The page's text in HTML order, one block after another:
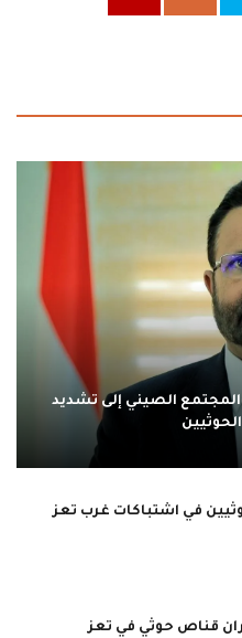
الصيني إلى تشديد
قناص حوثي في تعز